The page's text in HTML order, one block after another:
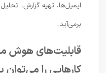
ایمیل‌ها، تهیه گزارش، تحلیل
برمی‌آید.